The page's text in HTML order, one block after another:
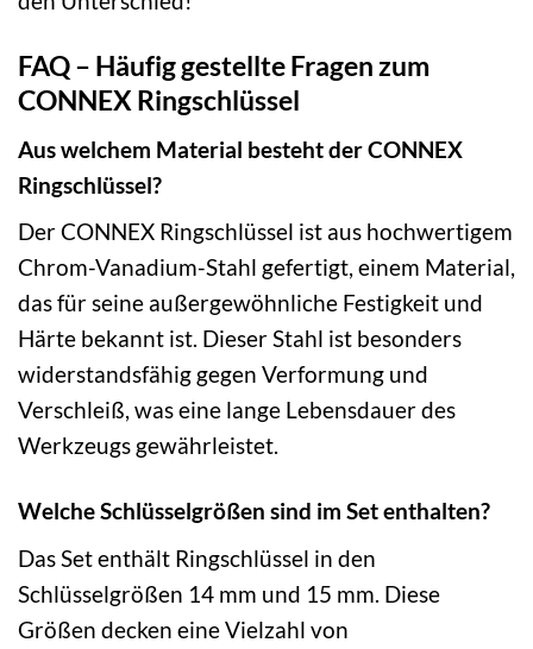
FAQ – Häufig gestellte Fragen zum
CONNEX Ringschlüssel
Aus welchem Material besteht der CONNEX
Ringschlüssel?
Der CONNEX Ringschlüssel ist aus hochwertigem
Chrom-Vanadium-Stahl gefertigt, einem Material,
das für seine außergewöhnliche Festigkeit und
Härte bekannt ist. Dieser Stahl ist besonders
widerstandsfähig gegen Verformung und
Verschleiß, was eine lange Lebensdauer des
Werkzeugs gewährleistet.
Welche Schlüsselgrößen sind im Set enthalten?
Das Set enthält Ringschlüssel in den
Schlüsselgrößen 14 mm und 15 mm. Diese
Größen decken eine Vielzahl von